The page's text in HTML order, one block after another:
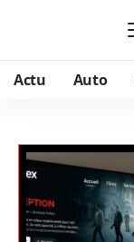
Actu Auto